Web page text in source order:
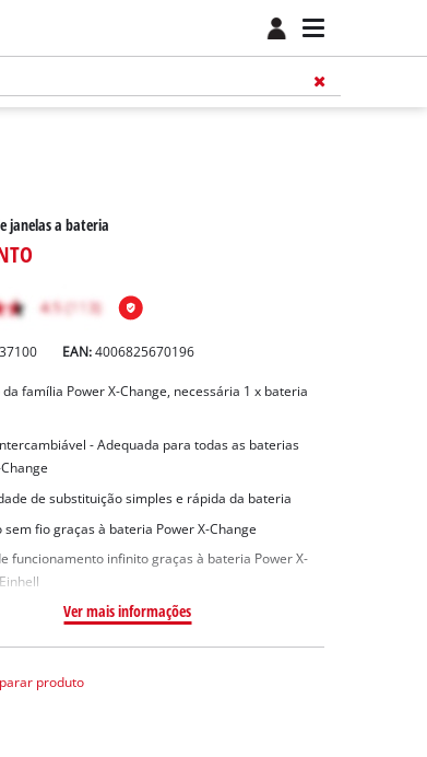
janelas a bateria
EAN:4006825670196
família Power X-Change, necessária 1 x bateria
- Adequada para todas as baterias
de substituição simples e rápida da bateria
sem fio graças à bateria Power X-Change
funcionamento infinito graças à bateria Power X-
Ver mais informações
produto